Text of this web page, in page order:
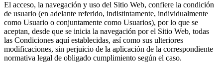
El acceso, la navegación y uso del Sitio Web, confiere la condición
de usuario (en adelante referido, indistintamente, individualmente
como Usuario o conjuntamente como Usuarios), por lo que se
aceptan, desde que se inicia la navegación por el Sitio Web, todas
las Condiciones aquí establecidas, así como sus ulteriores
modificaciones, sin perjuicio de la aplicación de la correspondiente
normativa legal de obligado cumplimiento según el caso.